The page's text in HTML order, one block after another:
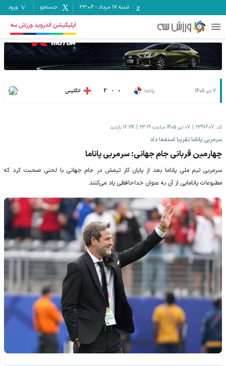
شنبه ۱۷ مرداد -
23:06 جستجو ورود
اپلیکیشن اندروید ورزش سه
7 تیر 1405 پاناما 0
-
2 انگلیس
کد: 2391607 07 تیر 1405 ساعت 23:19 12.2K بازدید
سرمربی پاناما تقریبا استفعا داد
چهارمین قربانی جام جهانی: سرمربی پاناما
سرمربی تیم ملی پاناما بعد از پایان کار تیمش در جام جهانی با لحنی صحبت کرد که
مطبوعات پانامایی از آن به عنوان خداحافظی یاد می‌کنند.